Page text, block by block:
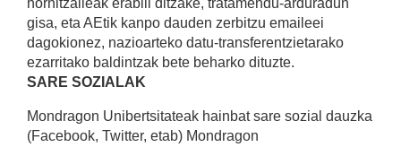
hornitzaileak erabili ditzake, tratamendu-arduradun
gisa, eta AEtik kanpo dauden zerbitzu emaileei
dagokionez, nazioarteko datu-transferentzietarako
ezarritako baldintzak bete beharko dituzte.
SARE SOZIALAK
Mondragon Unibertsitateak hainbat sare sozial dauzka
(Facebook, Twitter, etab) Mondragon